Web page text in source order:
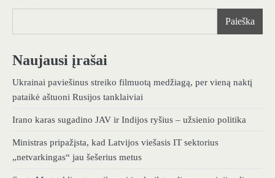
Paieška
Naujausi įrašai
Ukrainai paviešinus streiko filmuotą medžiagą, per vieną naktį
pataikė aštuoni Rusijos tanklaiviai
Irano karas sugadino JAV ir Indijos ryšius – užsienio politika
Ministras pripažįsta, kad Latvijos viešasis IT sektorius
„netvarkingas“ jau šešerius metus